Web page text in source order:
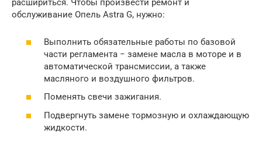
расшириться. Чтобы произвести ремонт и
обслуживание Опель Astra G, нужно:
Выполнить обязательные работы по базовой
части регламента − замене масла в моторе и в
автоматической трансмиссии, а также
масляного и воздушного фильтров.
Поменять свечи зажигания.
Подвергнуть замене тормозную и охлаждающую
жидкости.